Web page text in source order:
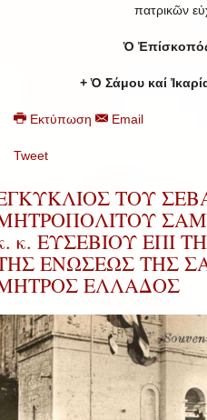
πατρικῶν
Ὁ
+ Ὁ Σάμου καί
Εκτύπωση Email
Tweet
ΤΟΥ
κ. ΕΥΣΕΒΙΟΥ ΕΠΙ
ΕΝΩΣΕΩΣ ΤΗΣ
ΕΛΛΑΔΟΣ